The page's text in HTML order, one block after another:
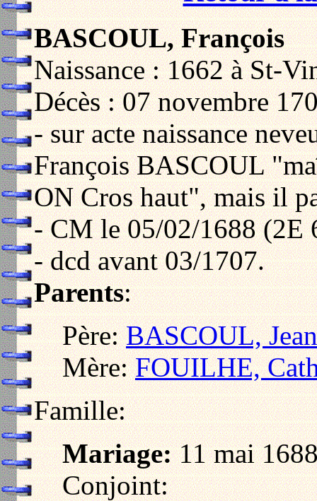
BASCOUL, François
Naissance : 1662 à St-
Décès : 07 novembre
- sur acte naissance
François BASCOUL
ON Cros haut", mais il
- CM le 05/02/1688 (2E
- dcd avant 03/1707.
Parents:
Père:BASCOUL, Jean
Mère:FOUILHE,
Famille:
Mariage:11 mai
Conjoint: